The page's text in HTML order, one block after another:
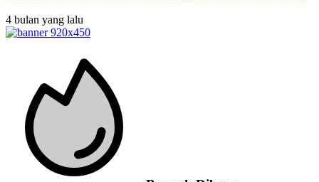
4 bulan yang lalu